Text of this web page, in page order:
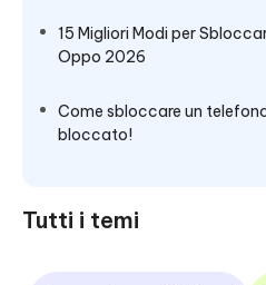
15 Migliori Modi per
Oppo 2026
Come sbloccare un
bloccato!
Tutti i temi